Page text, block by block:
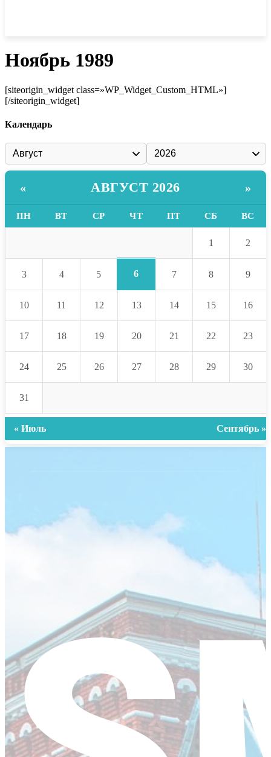
Ноябрь 1989
[siteorigin_widget class=»WP_Widget_Custom_HTML»]
[/siteorigin_widget]
Календарь
« АВГУСТ 2026 »
ПН ВТ СР ЧТ ПТ СБ ВС
1 2
3 4 5 6 7 8 9
10 11 12 13 14 15 16
17 18 19 20 21 22 23
24 25 26 27 28 29 30
31
« Июль Сентябрь »